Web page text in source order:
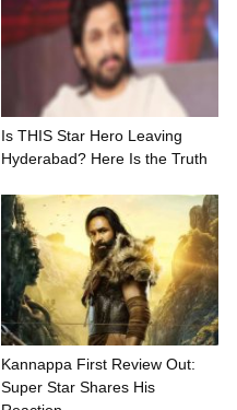
Is THIS Star Hero Leaving
Hyderabad? Here Is the Truth
Kannappa First Review Out:
Super Star Shares His